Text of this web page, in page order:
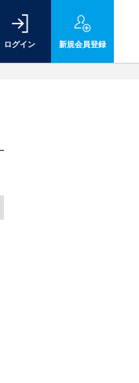
ログイン 新規会員登録